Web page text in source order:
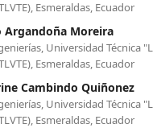
Esmeraldas, Ecuador
Argandoña Moreira
Universidad Técnica
Esmeraldas, Ecuador
Cambindo Quiñonez
Universidad Técnica
Esmeraldas, Ecuador